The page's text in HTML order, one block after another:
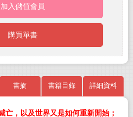
加入儲值會員
購買單書
書摘 書籍目錄 詳細資料
亡，以及世界又是如何重新開始；